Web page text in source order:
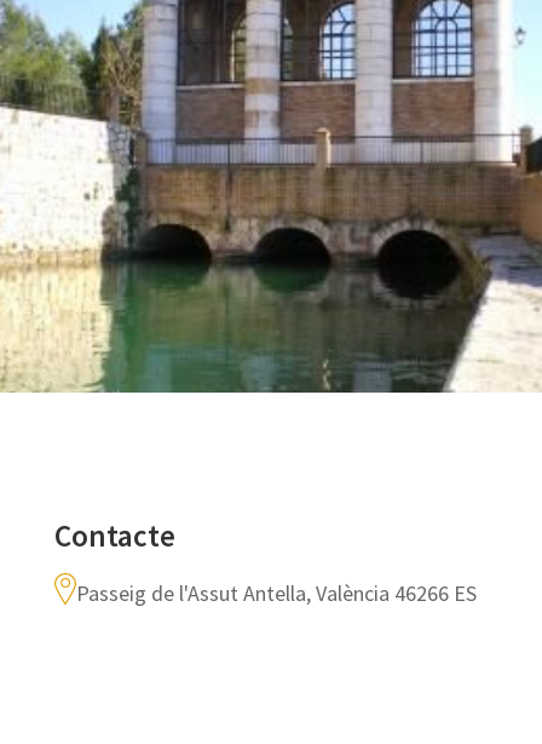
Contacte
Passeig de l'Assut Antella, València 46266 ES